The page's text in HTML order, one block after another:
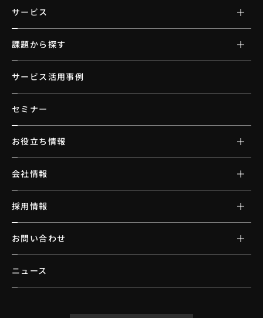
サービス
課題から探す
サービス活用事例
セミナー
お役立ち情報
会社情報
採用情報
お問い合わせ
ニュース